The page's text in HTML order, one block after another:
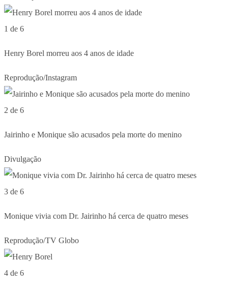
1 de 6
Henry Borel morreu aos 4 anos de idade
Reprodução/Instagram
2 de 6
Jairinho e Monique são acusados pela morte do menino
Divulgação
3 de 6
Monique vivia com Dr. Jairinho há cerca de quatro meses
Reprodução/TV Globo
4 de 6